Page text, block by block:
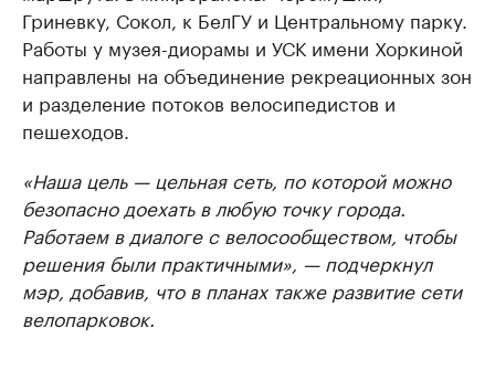
Гриневку, Сокол, к БелГУ и Центральному парку.
Работы у музея-диорамы и УСК имени Хоркиной
направлены на объединение рекреационных зон
и разделение потоков велосипедистов и
пешеходов.
«Наша цель — цельная сеть, по которой можно
безопасно доехать в любую точку города.
Работаем в диалоге с велосообществом, чтобы
решения были практичными», — подчеркнул
мэр, добавив, что в планах также развитие сети
велопарковок.